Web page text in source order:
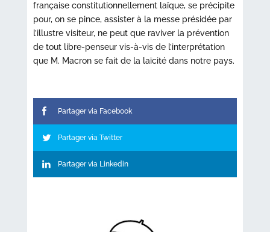
française constitutionnellement laïque, se précipite
pour, on se pince, assister à la messe présidée par
l’illustre visiteur, ne peut que raviver la prévention
de tout libre-penseur vis-à-vis de l’interprétation
que M. Macron se fait de la laïcité dans notre pays.
Partager via Facebook
Partager via Twitter
Partager via Linkedin